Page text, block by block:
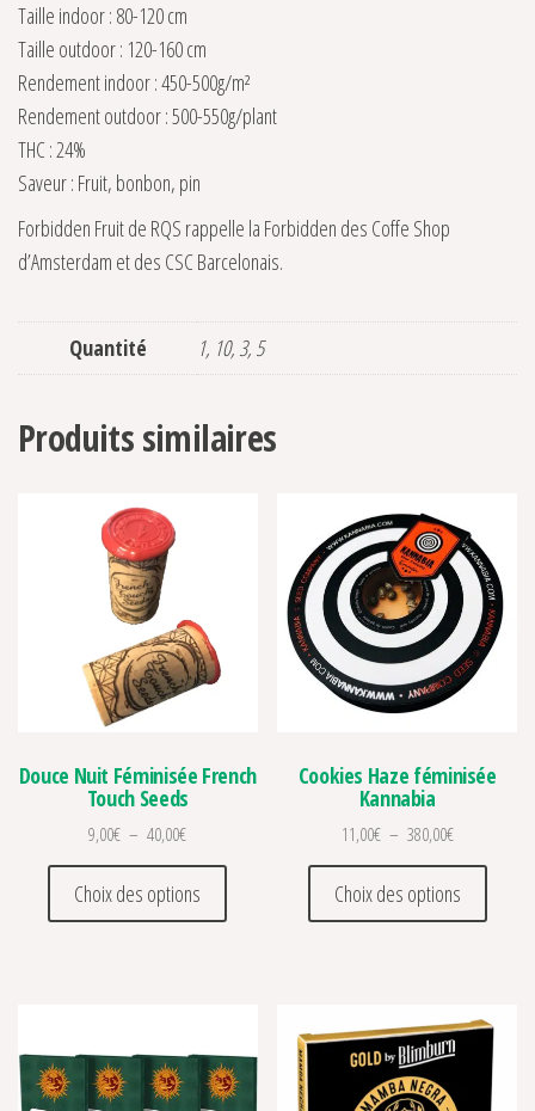
Taille indoor : 80-120 cm
Taille outdoor : 120-160 cm
Rendement indoor : 450-500g/m²
Rendement outdoor : 500-550g/plant
THC : 24%
Saveur : Fruit, bonbon, pin
Forbidden Fruit de RQS rappelle la Forbidden des Coffe Shop
d’Amsterdam et des CSC Barcelonais.
Quantité 1, 10, 3, 5
Produits similaires
Douce Nuit Féminisée French
Touch Seeds
9,00€ – 40,00€Plage de prix : 9,00€ à 40,00€
Choix des options
Ce produit a plusieurs variations. Les
Cookies Haze féminisée
Kannabia
11,00€ – 380,00€Plage de
Choix des options
Ce